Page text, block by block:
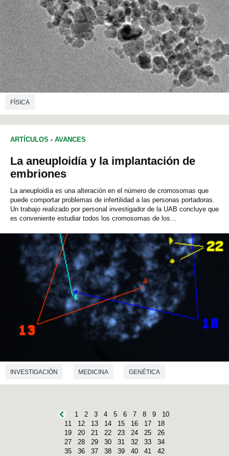
FÍSICA
ARTÍCULOS - AVANCES
La aneuploidía y la implantación de
embriones
La aneuploidía es una alteración en el número de cromosomas que
puede comportar problemas de infertilidad a las personas portadoras.
Un trabajo realizado por personal investigador de la UAB concluye que
es conveniente estudiar todos los cromosomas de los...
INVESTIGACIÓN MEDICINA GENÉTICA
1 2 3 4 5 6 7 8 9
10
11
12 13 14 15 16 17
18
19
20 21 22 23 24 25
26
27
28 29 30 31 32 33
34
35
36 37 38 39 40 41
42